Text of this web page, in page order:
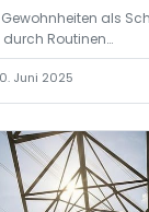
Gewohnheiten als
Routinen…
Juni 2025